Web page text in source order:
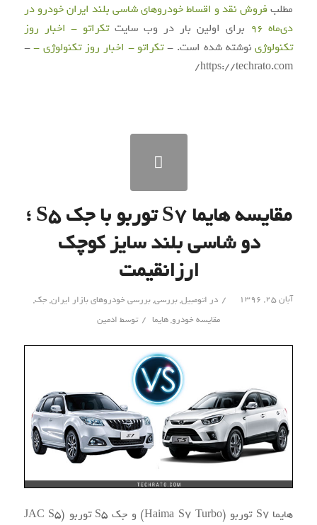
مطلبفروش نقد و اقساط خودروهای شاسی بلند ایران خودرو در
دی‌ماه ۹۶
برای اولین بار در وب سایتتکراتو - اخبار روز
تکنولوژینوشته شده است. -تکراتو - اخبار روز تکنولوژی --
https://techrato.com/
مقایسه هایما S7 توربو با جک S5 ؛
دو شاسی بلند سایز کوچک
ارزانقیمت
آبان ۲۵, ۱۳۹۶ / در اتومبیل,بررسی,بررسی خودروهای بازار ایران,جک,
مقایسه خودرو,هایما / توسط ادمین
هایما S7 توربو (Haima S7 Turbo) و جک S5 توربو (JAC S5